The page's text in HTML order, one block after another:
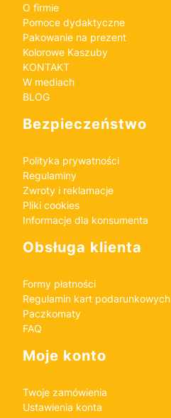
O firmie
Pomoce dydaktyczne
Pakowanie na prezent
Kolorowe Kaszuby
KONTAKT
W mediach
BLOG
Bezpieczeństwo
Polityka prywatności
Regulaminy
Zwroty i reklamacje
Pliki cookies
Informacje dla konsumenta
Obsługa klienta
Formy płatności
Regulamin kart podarunkowych
Paczkomaty
FAQ
Moje konto
Twoje zamówienia
Ustawienia konta